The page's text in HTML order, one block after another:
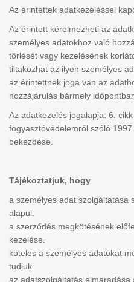
Az érintettek adatkezeléssel
Az érintett kérelmezheti az
személyes adatokhoz való
törlését vagy kezelésének
tiltakozhat az ilyen személyes
az érintettnek joga van az
hozzájárulás bármely
Az adatkezelés jogalapja: 6.
fogyasztóvédelemről szóló
bekezdése.
Tájékoztatjuk, hogy
a személyes adat szolgáltatása
alapul.
a szerződés megkötésének
kezelése.
köteles a személyes adatokat
tudjuk.
az adatszolgáltatás elmaradása